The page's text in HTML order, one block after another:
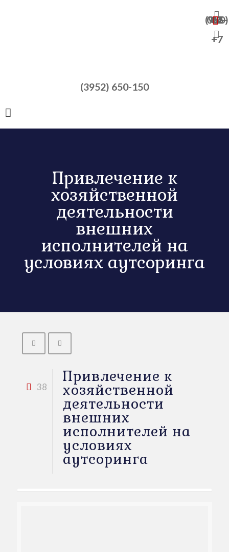
+7 (950) 065-47-82
+7
(3952) 650-150
Привлечение к
хозяйственной
деятельности
внешних
исполнителей на
условиях аутсоринга
38
Привлечение к
хозяйственной
деятельности
внешних
исполнителей на
условиях
аутсоринга